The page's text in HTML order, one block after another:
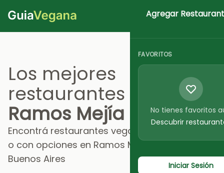
Iniciar Sesion
Agregar
FAVORITOS
No tienes favoritos
Descubrir
Iniciar Sesión
Los mejores
restaurantes en
Ramos Mejía
Encontrá restaurantes veganos, vegetarianos
o con opciones en Ramos Mejía, Provincia de
Buenos Aires